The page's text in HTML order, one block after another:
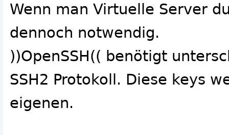
Wenn man Virtuelle Server
dennoch notwendig.
))OpenSSH(( benötigt
SSH2 Protokoll. Diese keys
eigenen.